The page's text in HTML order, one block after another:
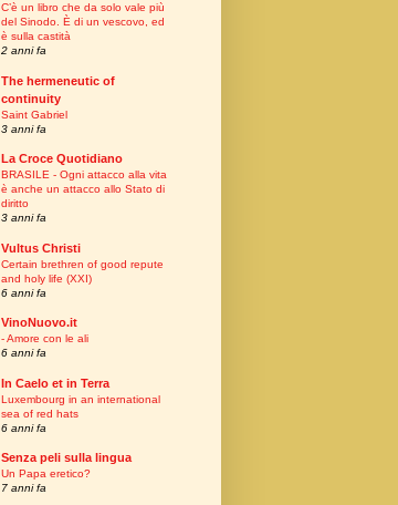
C’è un libro che da solo vale più
del Sinodo. È di un vescovo, ed
è sulla castità
2 anni fa
The hermeneutic of
continuity
Saint Gabriel
3 anni fa
La Croce Quotidiano
BRASILE - Ogni attacco alla vita
è anche un attacco allo Stato di
diritto
3 anni fa
Vultus Christi
Certain brethren of good repute
and holy life (XXI)
6 anni fa
VinoNuovo.it
- Amore con le ali
6 anni fa
In Caelo et in Terra
Luxembourg in an international
sea of red hats
6 anni fa
Senza peli sulla lingua
Un Papa eretico?
7 anni fa